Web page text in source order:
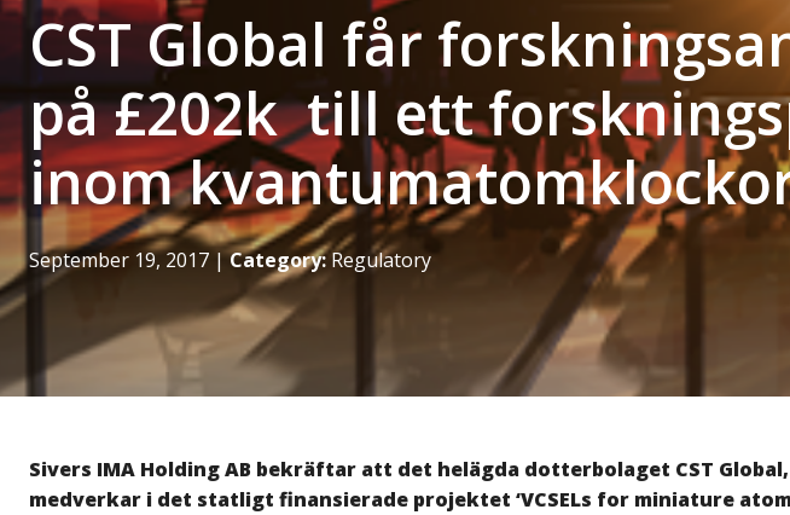
CST Global får
på £202k till ett
inom
September 19, 2017 |Category:Regulatory
Sivers IMA Holding AB bekräftar att det helägda dotterbolaget CST
medverkar i det statligt finansierade projektet ‘VCSELs for miniature